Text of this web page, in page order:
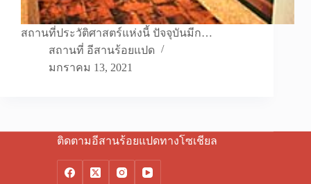
สถานที่ประวัติศาสตร์แห่งนี้ ปัจจุบันมีก…
สถานที่ อีสานร้อยแปด
มกราคม 13, 2021
ติดตามอีสานร้อยแปดทางโซเชียล